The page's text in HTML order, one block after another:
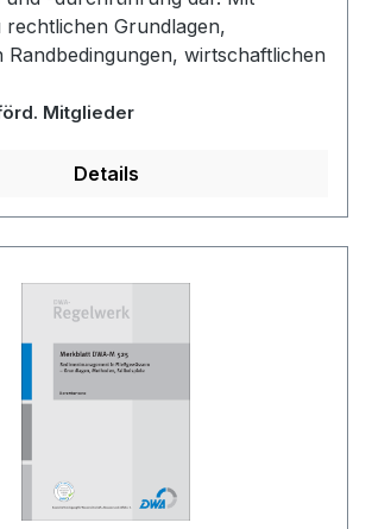
rechtlichen Grundlagen,
Randbedingungen, wirtschaftlichen
Verfahrenswegen und
beschreibt es
und Verbringungswege.
Mitglieder
Details